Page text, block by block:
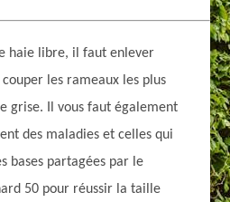
haie libre, il faut enlever
les rameaux les plus
grise. Il vous faut également
des maladies et celles qui
bases partagées par le
50 pour réussir la taille